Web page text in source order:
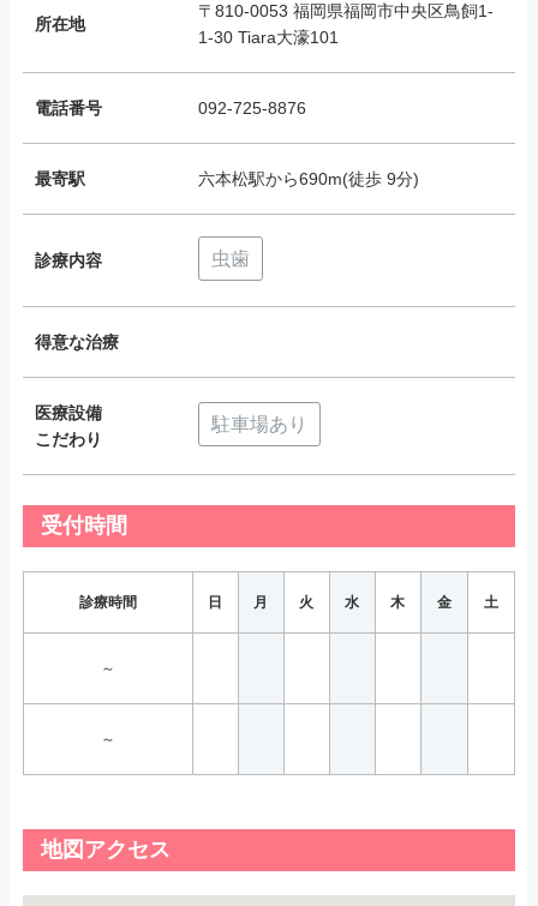
所在地
〒810-0053 福岡県福岡市中央区鳥飼1-
1-30 Tiara大濠101
電話番号 092-725-8876
最寄駅 六本松駅から690m(徒歩 9分)
診療内容 虫歯
得意な治療
医療設備
こだわり
駐車場あり
受付時間
診療時間 日 月 火 水 木 金 土
～
～
地図アクセス